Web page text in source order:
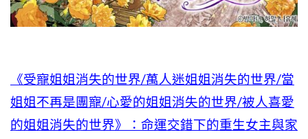
《受寵姐姐消失的世界/萬人迷姐姐消失的世界/當
姐姐不再是團寵/心愛的姐姐消失的世界/被人喜愛
的姐姐消失的世界》：命運交錯下的重生女主與家